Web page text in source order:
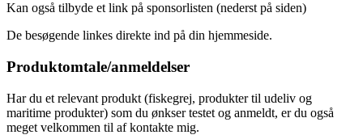
Kan også tilbyde et link på sponsorlisten (nederst på siden)
De besøgende linkes direkte ind på din hjemmeside.
Produktomtale/anmeldelser
Har du et relevant produkt (fiskegrej, produkter til udeliv og
maritime produkter) som du ønkser testet og anmeldt, er du også
meget velkommen til af kontakte mig.